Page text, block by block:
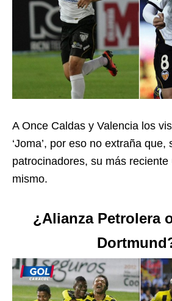
A Once Caldas y Valencia los
‘Joma’, por eso no extraña que,
patrocinadores, su más reciente
mismo.
¿Alianza Petrolera